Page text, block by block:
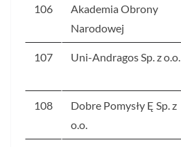
106
Akademia Obrony
Narodowej
107 Uni-Andragos Sp. z o.o.
108
Dobre Pomysły Ę Sp. z
o.o.